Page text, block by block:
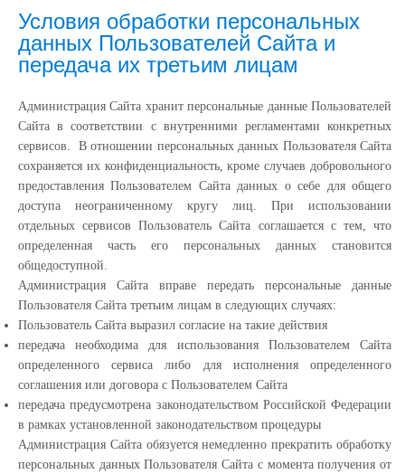
Условия обработки персональных
данных Пользователей Сайта и
передача их третьим лицам
Администрация Сайта хранит персональные данные Пользователей
Сайта в соответствии с внутренними регламентами конкретных
сервисов. В отношении персональных данных Пользователя Сайта
сохраняется их конфиденциальность, кроме случаев добровольного
предоставления Пользователем Сайта данных о себе для общего
доступа неограниченному кругу лиц. При использовании
отдельных сервисов Пользователь Сайта соглашается с тем, что
определенная часть его персональных данных становится
общедоступной.
Администрация Сайта вправе передать персональные данные
Пользователя Сайта третьим лицам в следующих случаях:
Пользователь Сайта выразил согласие на такие действия
передача необходима для использования Пользователем Сайта
определенного сервиса либо для исполнения определенного
соглашения или договора с Пользователем Сайта
передача предусмотрена законодательством Российской Федерации
в рамках установленной законодательством процедуры
Администрация Сайта обязуется немедленно прекратить обработку
персональных данных Пользователя Сайта с момента получения от